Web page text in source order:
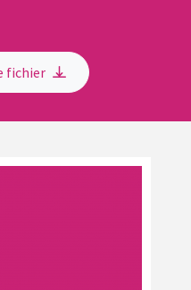
fichier